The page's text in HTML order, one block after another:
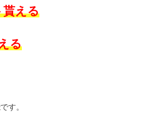
貰える
る
す。